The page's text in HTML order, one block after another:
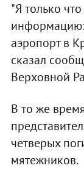
"Я только
информацию:
аэропорт в
сказал
Верховной
В то же
четверых
мятежников.